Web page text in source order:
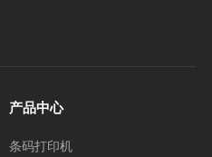
产品中心
条码打印机